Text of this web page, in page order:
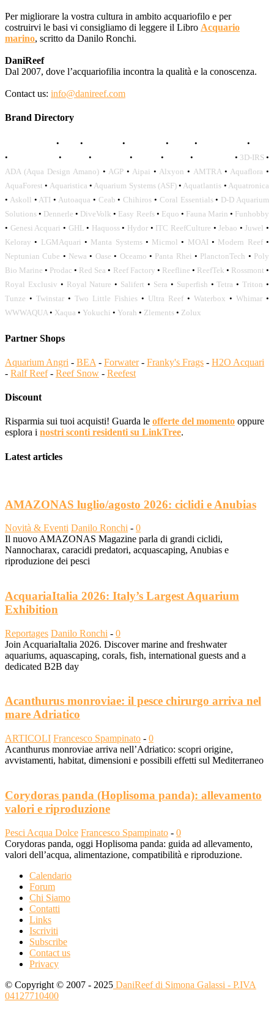
Per migliorare la vostra cultura in ambito acquariofilo e per
costruirvi le basi vi consigliamo di leggere il Libro Acquario
marino, scritto da Danilo Ronchi.
DaniReef
Dal 2007, dove l’acquariofilia incontra la qualità e la conoscenza.
Contact us: info@danireef.com
Brand Directory
• • • • • •
•
• • • • • • 3D-IRS •
ADA (Aqua Design Amano) • AGP• Aipai • Alxyon • AMTRA• Aquaflora •
AquaForest • Aquaristica • Aquarium Systems (ASF)• Aquatlantis • Aquatronica
• Askoll • ATI • Autoaqua • Ceab • Chihiros • Coral Essentials• D-D Aquarium
Solutions • Dennerle • DiveVolk • Easy Reefs• Equo • Fauna Marin • Funhobby
• Genesi Acquari • GHL • Haquoss• Hydor • ITC ReefCulture •Jebao •Juwel •
Keloray • LGMAquari • Manta Systems• Micmol • MOAI • Modern Reef•
Neptunian Cube • Newa • Oase • Oceamo • Panta Rhei • PlanctonTech • Poly
Bio Marine • Prodac • Red Sea • Reef Factory • Reefline • ReefTek • Rossmont •
Royal Exclusiv • Royal Nature • Salifert • Sera • Superfish •Tetra •Triton •
Tunze • Twinstar • Two Little Fishies • Ultra Reef • Waterbox • Whimar •
WWWAQUA• Xaqua • Yokuchi • Yorah • Zlements • Zolux
Partner Shops
Aquarium Angri - BEA - Forwater- Franky's Frags - H2O Acquari
- Ralf Reef- Reef Snow - Reefest
Discount
Risparmia sui tuoi acquisti! Guarda le offerte del momento oppure
esplora i nostri sconti residenti su LinkTree.
Latest articles
AMAZONAS luglio/agosto 2026: ciclidi e Anubias
Novità & Eventi Danilo Ronchi - 0
Il nuovo AMAZONAS Magazine parla di grandi ciclidi,
Nannocharax, caracidi predatori, acquascaping, Anubias e
riproduzione dei pesci
AcquariaItalia 2026: Italy’s Largest Aquarium
Exhibition
Reportages Danilo Ronchi - 0
Join AcquariaItalia 2026. Discover marine and freshwater
aquariums, aquascaping, corals, fish, international guests and a
dedicated B2B day
Acanthurus monroviae: il pesce chirurgo arriva nel
mare Adriatico
ARTICOLI Francesco Spampinato - 0
Acanthurus monroviae arriva nell’Adriatico: scopri origine,
avvistamenti, habitat, dimensioni e possibili effetti sul Mediterraneo
Corydoras panda (Hoplisoma panda): allevamento
valori e riproduzione
Pesci Acqua Dolce Francesco Spampinato - 0
Corydoras panda, oggi Hoplisoma panda: guida ad allevamento,
valori dell’acqua, alimentazione, compatibilità e riproduzione.
Calendario
Forum
Chi Siamo
Contatti
Links
Iscriviti
Subscribe
Contact us
Privacy
© Copyright © 2007 - 2025 DaniReef di Simona Galassi - P.IVA
04127710400